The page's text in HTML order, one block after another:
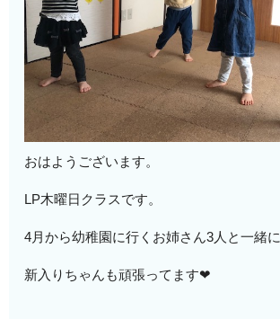
おはようございます。
LP木曜日クラスです。
4月から幼稚園に行くお姉さん3人と一緒に
新入りちゃんも頑張ってます❤︎